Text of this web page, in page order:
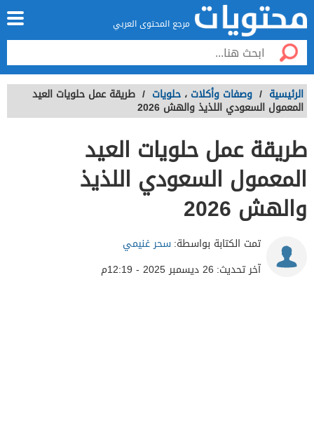
مرجع المحتوى العربي
الرئيسية / وصفات وأكلات ، حلويات / طريقة عمل حلويات العيد
المعمول السعودي اللذيذ والهش 2026
طريقة عمل حلويات العيد
المعمول السعودي اللذيذ
والهش 2026
تمت الكتابة بواسطة:سحر غنيمي
آخر تحديث: 26 ديسمبر 2025 - 12:19م